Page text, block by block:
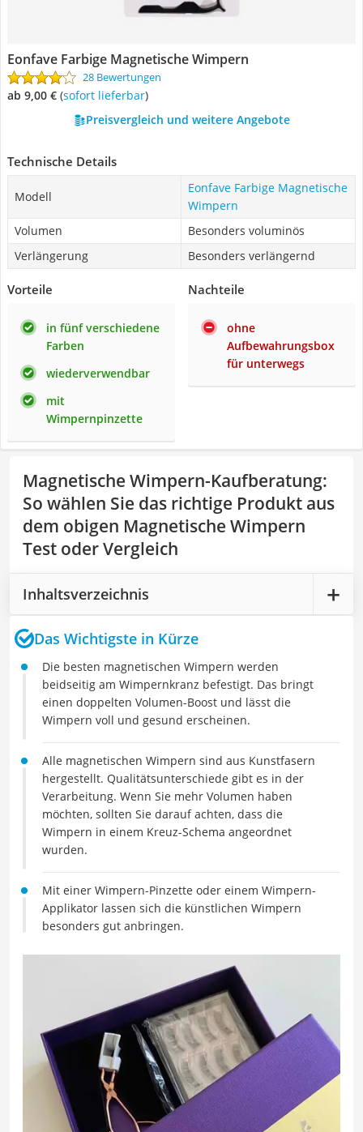
Eonfave Farbige Magnetische Wimpern
28 Bewertungen
ab 9,00 € ( Sofort lieferbar)
Preisvergleich und weitere Angebote
Technische Details
Modell
Eonfave Farbige Magnetische
Wimpern
Volumen
Besonders voluminös
Verlängerung
Besonders verlängernd
Vorteile
in fünf verschiedene
Farben
wiederverwendbar
mit
Wimpernpinzette
Nachteile
ohne
Aufbewahrungsbox
für unterwegs
Magnetische Wimpern-Kaufberatung:
So wählen Sie das richtige Produkt aus
dem obigen Magnetische Wimpern
Test oder Vergleich
Inhaltsverzeichnis
Das Wichtigste in Kürze
Die besten magnetischen Wimpern werden
beidseitig am Wimpernkranz befestigt. Das bringt
einen doppelten Volumen-Boost und lässt die
Wimpern voll und gesund erscheinen.
Alle magnetischen Wimpern sind aus Kunstfasern
hergestellt. Qualitätsunterschiede gibt es in der
Verarbeitung. Wenn Sie mehr Volumen haben
möchten, sollten Sie darauf achten, dass die
Wimpern in einem Kreuz-Schema angeordnet
wurden.
Mit einer Wimpern-Pinzette oder einem Wimpern-
Applikator lassen sich die künstlichen Wimpern
besonders gut anbringen.